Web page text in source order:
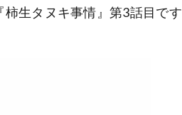
生タヌキ事情』第3話目です